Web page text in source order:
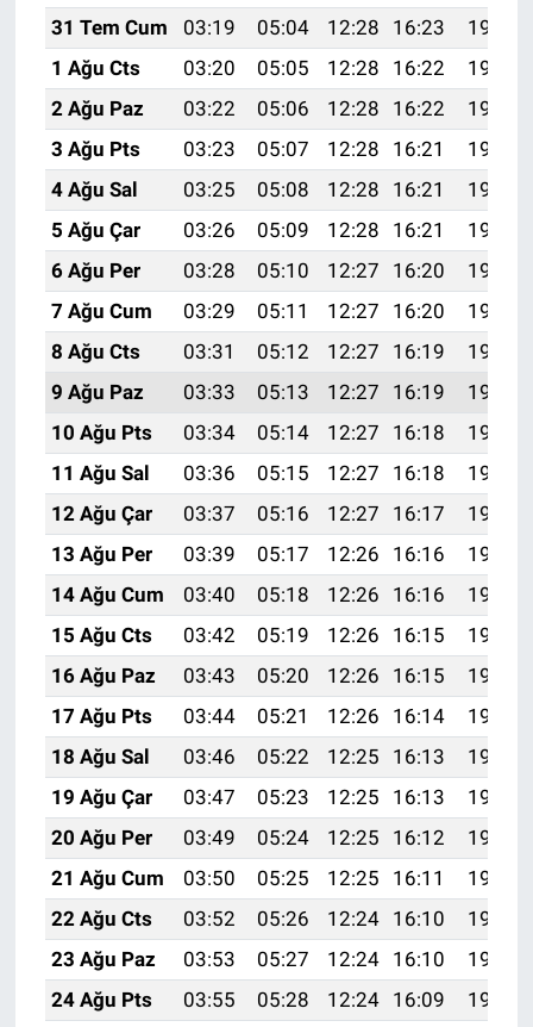
31 Tem Cum
03:19 05:04 12:28 16:23
19:42
1 Ağu Cts
03:20 05:05 12:28 16:22
19:41
2 Ağu Paz
03:22 05:06 12:28 16:22
19:40
3 Ağu Pts
03:23 05:07 12:28 16:21
19:38
4 Ağu Sal
03:25 05:08 12:28 16:21
19:37
5 Ağu Çar
03:26 05:09 12:28 16:21
19:36
6 Ağu Per
03:28 05:10 12:27 16:20
19:35
7 Ağu Cum
03:29 05:11 12:27 16:20
19:34
8 Ağu Cts
03:31 05:12 12:27 16:19
19:33
9 Ağu Paz
03:33 05:13 12:27 16:19
19:31
10 Ağu Pts
03:34 05:14 12:27 16:18
19:30
11 Ağu Sal
03:36 05:15 12:27 16:18
19:29
12 Ağu Çar
03:37 05:16 12:27 16:17
19:27
13 Ağu Per
03:39 05:17 12:26 16:16
19:26
14 Ağu Cum
03:40 05:18 12:26 16:16
19:25
15 Ağu Cts
03:42 05:19 12:26 16:15
19:23
16 Ağu Paz
03:43 05:20 12:26 16:15
19:22
17 Ağu Pts
03:44 05:21 12:26 16:14
19:20
18 Ağu Sal
03:46 05:22 12:25 16:13
19:19
19 Ağu Çar
03:47 05:23 12:25 16:13
19:18
20 Ağu Per
03:49 05:24 12:25 16:12
19:16
21 Ağu Cum
03:50 05:25 12:25 16:11
19:15
22 Ağu Cts
03:52 05:26 12:24 16:10
19:13
23 Ağu Paz
03:53 05:27 12:24 16:10
19:12
24 Ağu Pts
03:55 05:28 12:24 16:09
19:10